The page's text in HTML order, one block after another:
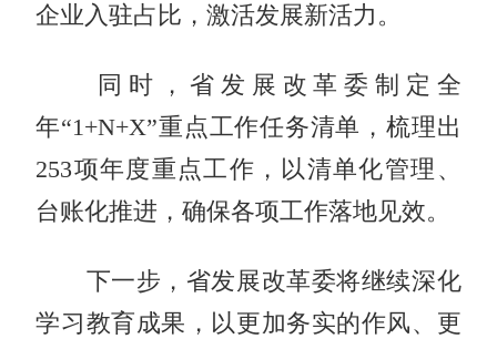
企业入驻占比，激活发展新活力。
同时，省发展改革委制定全
年“1+N+X”重点工作任务清单，梳理出
253项年度重点工作，以清单化管理、
台账化推进，确保各项工作落地见效。
下一步，省发展改革委将继续深化
学习教育成果，以更加务实的作风、更